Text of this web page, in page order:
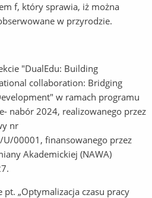
f, który sprawia, iż można
w przyrodzie.
"DualEdu: Building
collaboration: Bridging
w ramach programu
nabór 2024, realizowanego przez
nr
00001, finansowanego przez
Akademickiej (NAWA)
„Optymalizacja czasu pracy